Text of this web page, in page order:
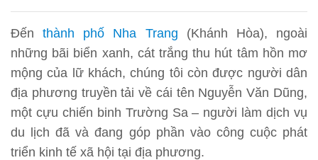
Đếnthành phố Nha Trang (Khánh Hòa), ngoài
những bãi biển xanh, cát trắng thu hút tâm hồn mơ
mộng của lữ khách, chúng tôi còn được người dân
địa phương truyền tải về cái tên Nguyễn Văn Dũng,
một cựu chiến binh Trường Sa – người làm dịch vụ
du lịch đã và đang góp phần vào công cuộc phát
triển kinh tế xã hội tại địa phương.